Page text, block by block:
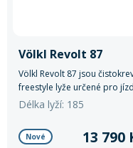
Völkl Revolt 87
Völkl Revolt 87 jsou
freestyle lyže určené pro
v parku. Halfpipe, skoky,
raily – zvládnou všechno, co
nich budete chtít. Díky
tvaru poskytují skvělou
Délka lyží: 185
Nové 13 790